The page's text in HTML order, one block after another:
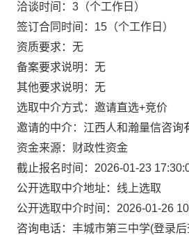
洽谈时间：3（个工作日）
签订合同时间：15（个工作日）
资质要求：无
备案要求说明：无
其他要求说明：无
选取中介方式：邀请直选+竞价
邀请的中介：江西人和瀚量信咨
资金来源：财政性资金
截止报名时间：2026-01-23
公开选取中介地址：线上选取
公开选取中介时间：2026-01-26
咨询电话：丰城市第三中学(登录